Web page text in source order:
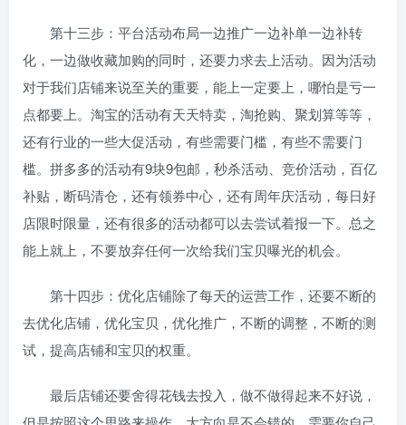
第十三步：平台活动布局一边推广一边补单一边补转
化，一边做收藏加购的同时，还要力求去上活动。因为活动
对于我们店铺来说至关的重要，能上一定要上，哪怕是亏一
点都要上。淘宝的活动有天天特卖，淘抢购、聚划算等等，
还有行业的一些大促活动，有些需要门槛，有些不需要门
槛。拼多多的活动有9块9包邮，秒杀活动、竞价活动，百亿
补贴，断码清仓，还有领券中心，还有周年庆活动，每日好
店限时限量，还有很多的活动都可以去尝试着报一下。总之
能上就上，不要放弃任何一次给我们宝贝曝光的机会。
第十四步：优化店铺除了每天的运营工作，还要不断的
去优化店铺，优化宝贝，优化推广，不断的调整，不断的测
试，提高店铺和宝贝的权重。
最后店铺还要舍得花钱去投入，做不做得起来不好说，